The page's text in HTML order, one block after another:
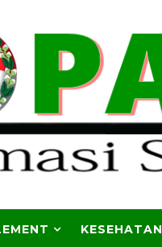
KESEHATAN